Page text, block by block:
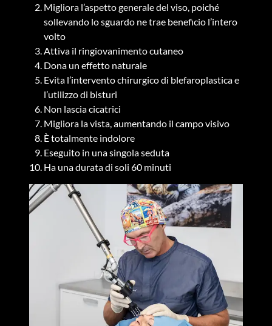
Migliora l’aspetto generale del viso, poiché
sollevando lo sguardo ne trae beneficio l’intero
volto
Attiva il ringiovanimento cutaneo
Dona un effetto naturale
Evita l’intervento chirurgico di blefaroplastica e
l’utilizzo di bisturi
Non lascia cicatrici
Migliora la vista, aumentando il campo visivo
È totalmente indolore
Eseguito in una singola seduta
Ha una durata di soli 60 minuti